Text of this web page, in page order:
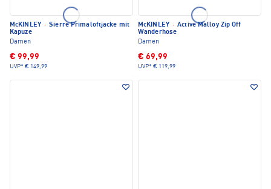
McKINLEY · Sierre Primaloftjacke mit
Kapuze
Damen
€ 99,99
UVP* € 149,99
McKINLEY · Active Malloy Zip Off
Wanderhose
Damen
€ 69,99
UVP* € 119,99